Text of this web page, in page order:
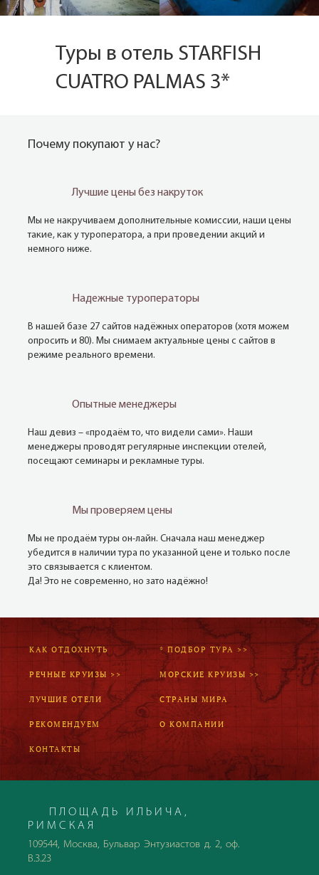
Туры в отель STARFISH
CUATRO PALMAS 3*
Почему покупают у нас?
Лучшие цены без накруток
Мы не накручиваем дополнительные комиссии, наши цены
такие, как у туроператора, а при проведении акций и
немного ниже.
Надежные туроператоры
В нашей базе 27 сайтов надёжных операторов (хотя можем
опросить и 80). Мы снимаем актуальные цены с сайтов в
режиме реального времени.
Опытные менеджеры
Наш девиз – «продаём то, что видели сами». Наши
менеджеры проводят регулярные инспекции отелей,
посещают семинары и рекламные туры.
Мы проверяем цены
Мы не продаём туры он-лайн. Сначала наш менеджер
убедится в наличии тура по указанной цене и только после
это связывается с клиентом.
Да! Это не современно, но зато надёжно!
КАК ОТДОХНУТЬ * ПОДБОР ТУРА >>
РЕЧНЫЕ КРУИЗЫ >> МОРСКИЕ КРУИЗЫ >>
ЛУЧШИЕ ОТЕЛИ СТРАНЫ МИРА
РЕКОМЕНДУЕМ О КОМПАНИИ
КОНТАКТЫ
ПЛОЩАДЬ ИЛЬИЧА,
РИМСКАЯ
109544, Москва, Бульвар Энтузиастов д. 2, оф.
В.3.23